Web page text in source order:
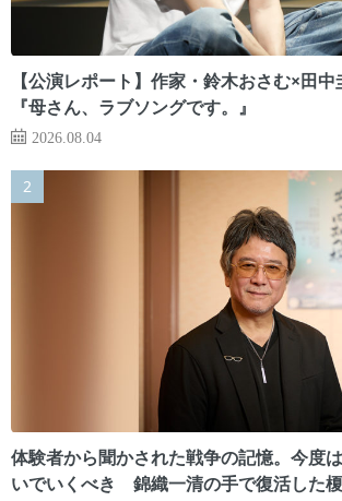
【公演レポート】作家・鈴木おさむ×田中
『母さん、ラブソングです。』
2026.08.04
体験者から聞かされた戦争の記憶。今度
いでいくべき 錦織一清の手で復活した